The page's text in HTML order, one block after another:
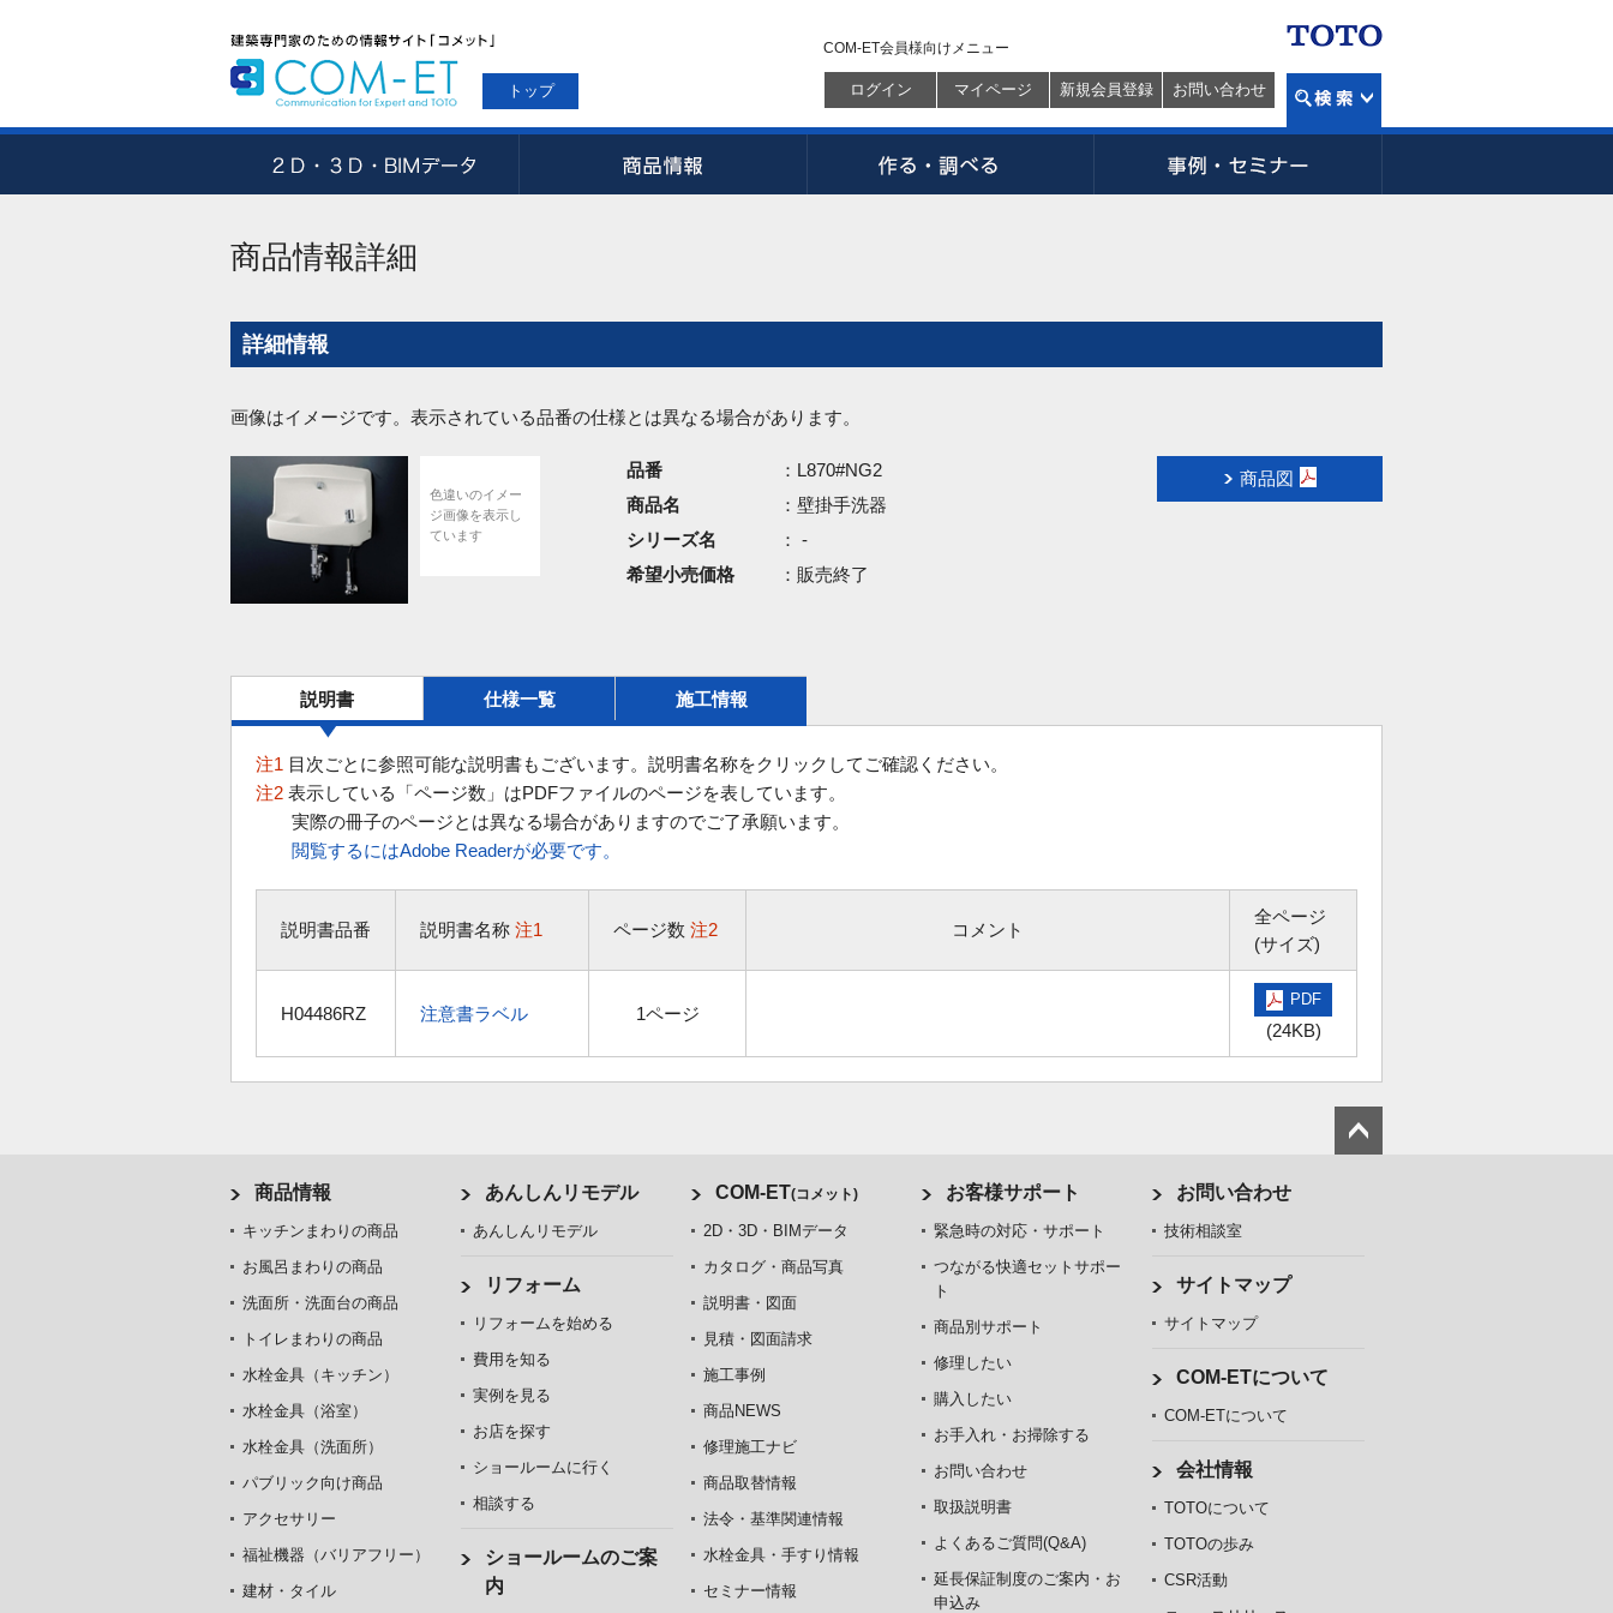
トップ
COM-ET会員様向けメニュー
ログイン マイページ 新規会員登録 お問い合わせ
商品情報詳細
詳細情報
画像はイメージです。表示されている品番の仕様とは異なる場合があります。
色違いのイメー
ジ画像を表示し
ています
品番
：L870#NG2
商品名
：壁掛手洗器
シリーズ名
： -
希望小売価格
：販売終了
商品図
説明書 仕様一覧 施工情報
注1 目次ごとに参照可能な説明書もございます。説明書名称をクリックしてご確認ください。
注2 表示している「ページ数」はPDFファイルのページを表しています。
実際の冊子のページとは異なる場合がありますのでご了承願います。
閲覧するにはAdobe Readerが必要です。
説明書品番 説明書名称 注1 ページ数 注2 コメント
全ページ
(サイズ)
H04486RZ 注意書ラベル 1ページ
PDF
(24KB)
商品情報
キッチンまわりの商品
お風呂まわりの商品
洗面所・洗面台の商品
トイレまわりの商品
水栓金具（キッチン）
水栓金具（浴室）
水栓金具（洗面所）
パブリック向け商品
アクセサリー
福祉機器（バリアフリー）
建材・タイル
あんしんリモデル
あんしんリモデル
リフォーム
リフォームを始める
費用を知る
実例を見る
お店を探す
ショールームに行く
相談する
ショールームのご案
内
COM-ET(コメット)
2D・3D・BIMデータ
カタログ・商品写真
説明書・図面
見積・図面請求
施工事例
商品NEWS
修理施工ナビ
商品取替情報
法令・基準関連情報
水栓金具・手すり情報
セミナー情報
お客様サポート
緊急時の対応・サポート
つながる快適セットサポー
ト
商品別サポート
修理したい
購入したい
お手入れ・お掃除する
お問い合わせ
取扱説明書
よくあるご質問(Q&A)
延長保証制度のご案内・お
申込み
お問い合わせ
技術相談室
サイトマップ
サイトマップ
COM-ETについて
COM-ETについて
会社情報
TOTOについて
TOTOの歩み
CSR活動